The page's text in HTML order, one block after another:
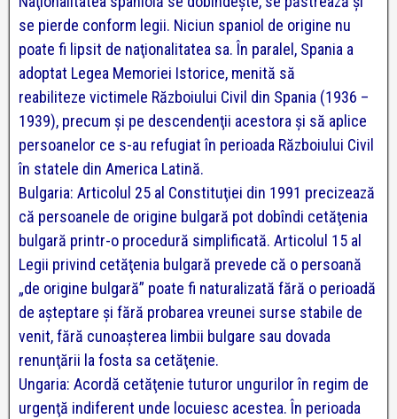
se pierde conform legii. Niciun spaniol de origine nu
poate fi lipsit de naţionalitatea sa. În paralel, Spania a
adoptat Legea Memoriei Istorice, menită să
reabiliteze victimele Războiului Civil din Spania (1936 –
1939), precum şi pe descendenţii acestora şi să aplice
persoanelor ce s-au refugiat în perioada Războiului Civil
în statele din America Latină.
Bulgaria: Articolul 25 al Constituţiei din 1991 precizează
că persoanele de origine bulgară pot dobîndi cetăţenia
bulgară printr-o procedură simplificată. Articolul 15 al
Legii privind cetăţenia bulgară prevede că o persoană
„de origine bulgară” poate fi naturalizată fără o perioadă
de aşteptare şi fără probarea vreunei surse stabile de
venit, fără cunoaşterea limbii bulgare sau dovada
renunţării la fosta sa cetăţenie.
Ungaria: Acordă cetăţenie tuturor ungurilor în regim de
urgenţă indiferent unde locuiesc acestea. În perioada